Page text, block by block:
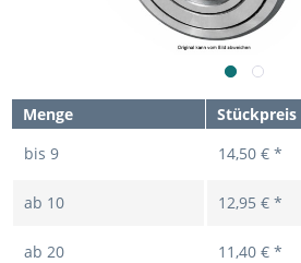
Menge
Stückpreis
bis 9 14,50 € *
ab 10 12,95 € *
ab 20 11,40 € *